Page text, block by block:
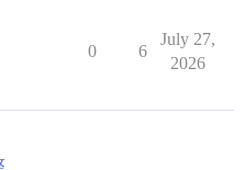
0 6
July 27,
2026